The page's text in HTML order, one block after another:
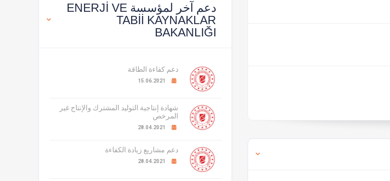
دعم آخر لمؤسسة ENERJİ VE
TABİİ KAYNAKLAR
BAKANLIĞI
دعم كفاءة الطاقة
شهادة إنتاجية التوليد المشترك والإنتاج غير
المرخص
دعم مشاريع زيادة الكفاءة